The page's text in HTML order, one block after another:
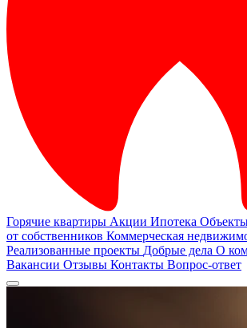
Горячие квартиры Акции Ипотека
от собственников Коммерческая
Реализованные проекты Добрые дела О
Вакансии Отзывы Контакты Вопрос-ответ